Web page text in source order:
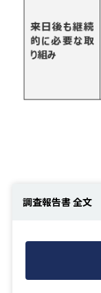
調査報告書 全文